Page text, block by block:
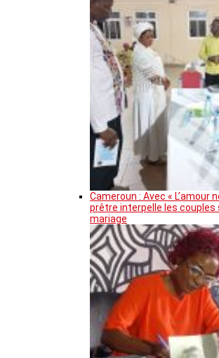
Cameroun : Avec « L’amour
prêtre interpelle les couples
mariage